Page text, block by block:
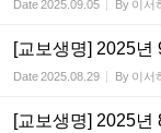
Date2025.09.05 By 이서
[교보생명] 2025년
Date2025.08.29 By 이서
[교보생명] 2025년